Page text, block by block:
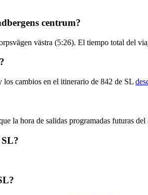
centrum?
västra (5:26). El tiempo total del
los cambios en el itinerario de 842 de SL
la hora de salidas programadas futuras del